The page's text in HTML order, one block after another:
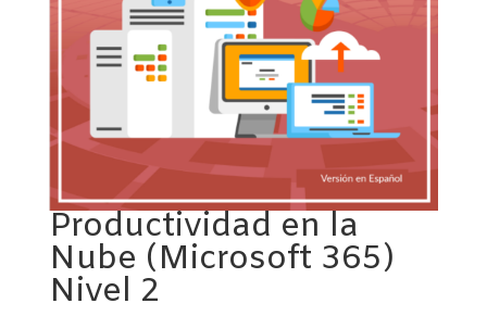
Productividad en la
Nube (Microsoft 365)
Nivel 2